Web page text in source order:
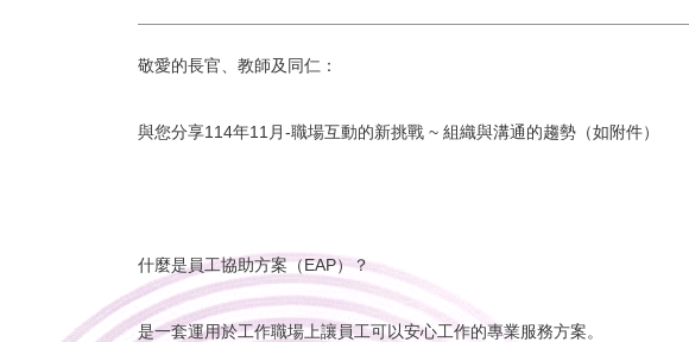
敬愛的長官、教師及同仁：
與您分享114年11月-職場互動的新挑戰 ~ 組織與溝通的趨勢（如附件）
什麼是員工協助方案（EAP）？
是一套運用於工作職場上讓員工可以安心工作的專業服務方案。